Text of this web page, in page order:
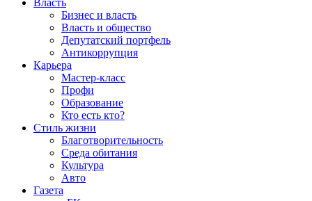
Власть
Бизнес и власть
Власть и общество
Депутатский портфель
Антикоррупция
Карьера
Мастер-класс
Профи
Образование
Кто есть кто?
Стиль жизни
Благотворительность
Среда обитания
Культура
Авто
Газета